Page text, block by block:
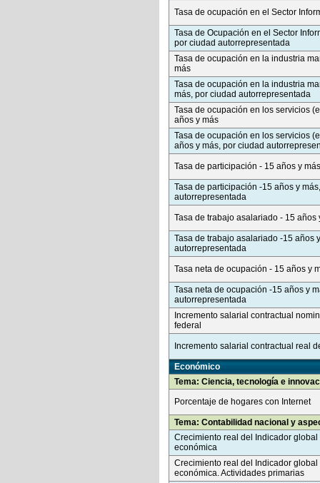
Tasa de ocupación en el Sector
Tasa de Ocupación en el Sector
por ciudad autorrepresentada
Tasa de ocupación en la industria
más
Tasa de ocupación en la industria
más, por ciudad autorrepresentada
Tasa de ocupación en los servicios
años y más
Tasa de ocupación en los servicios
años y más, por ciudad
Tasa de participación - 15 años y más
Tasa de participación -15 años y
autorrepresentada
Tasa de trabajo asalariado - 15 años
Tasa de trabajo asalariado -15 años
autorrepresentada
Tasa neta de ocupación - 15 años y
Tasa neta de ocupación -15 años y
autorrepresentada
Incremento salarial contractual
federal
Incremento salarial contractual real
Económico
Tema: Ciencia, tecnología e
Porcentaje de hogares con Internet
Tema: Contabilidad nacional y
Crecimiento real del Indicador
económica
Crecimiento real del Indicador
económica. Actividades primarias